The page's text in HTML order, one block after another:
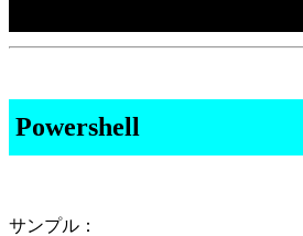
Powershell
サンプル：